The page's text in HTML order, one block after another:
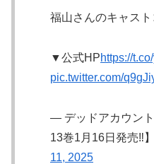
福山さんのキャス
▼公式HPhttps://
pic.twitter.com/
— デッドアカウン
13巻1月16日発売‼️
11, 2025